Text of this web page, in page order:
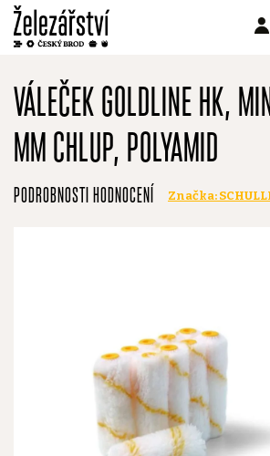
obsah
VÁLEČEK GOLDLINE HK,
MM CHLUP, POLYAMID
Průměrné
hodnocení
PODROBNOSTI HODNOCENÍ Značka: